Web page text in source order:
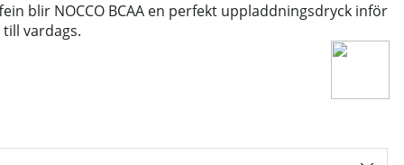
blir NOCCO BCAA en perfekt uppladdningsdryck inför
vardags.